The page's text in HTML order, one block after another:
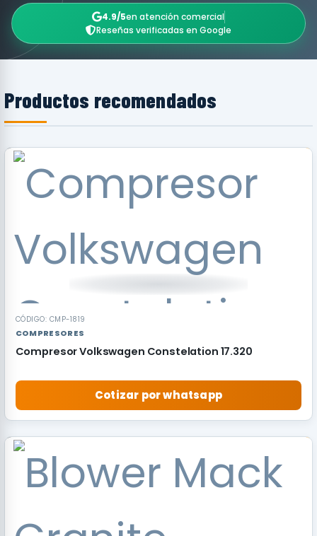
4.9/5en atención comercial
Reseñas verificadas en Google
Productos recomendados
RECOMENDADO
CÓDIGO: CMP-1819
COMPRESORES
Compresor Volkswagen Constelation 17.320
Cotizar por whatsapp
RECOMENDADO